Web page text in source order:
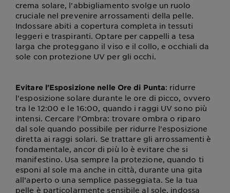
crema solare, l'abbigliamento svolge un ruolo
cruciale nel prevenire arrossamenti della pelle.
Indossare abiti a copertura completa in tessuti
leggeri e traspiranti. Optare per cappelli a tesa
larga che proteggano il viso e il collo, e occhiali da
sole con protezione UV per gli occhi.
Evitare l'Esposizione nelle Ore di Punta: ridurre
l'esposizione solare durante le ore di picco, ovvero
tra le 12:00 e le 16:00, quando i raggi UV sono più
intensi. Cercare l'Ombra: trovare ombra o riparo
dal sole quando possibile per ridurre l'esposizione
diretta ai raggi solari. Se trattare gli arrossamenti è
fondamentale, ancor di più lo è evitare che si
manifestino. Usa sempre la protezione, quando ti
esponi al sole ma anche in città, durante una gita
all’aperto o una semplice passeggiata. Se la tua
pelle è particolarmente sensibile al sole, indossa